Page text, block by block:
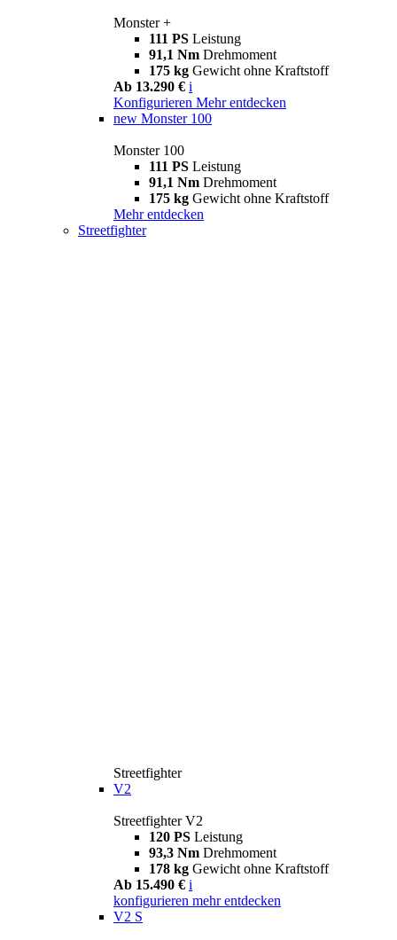
Monster +
111 PS Leistung
91,1 Nm Drehmoment
175 kg Gewicht ohne Kraftstoff
Ab 13.290 € i
Konfigurieren Mehr entdecken
new Monster 100
Monster 100
111 PS Leistung
91,1 Nm Drehmoment
175 kg Gewicht ohne Kraftstoff
Mehr entdecken
Streetfighter
Streetfighter
V2
Streetfighter V2
120 PS Leistung
93,3 Nm Drehmoment
178 kg Gewicht ohne Kraftstoff
Ab 15.490 € i
konfigurieren mehr entdecken
V2 S